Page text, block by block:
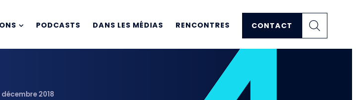
PODCASTS DANS LES MÉDIAS RENCONTRES CONTACT
décembre 2018